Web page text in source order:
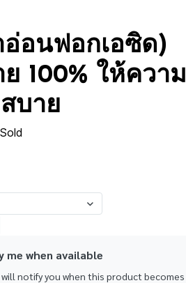
อ่อนฟอกเอซิด)
100% ให้ความ
บาย
me when available
will notify you when this product becomes